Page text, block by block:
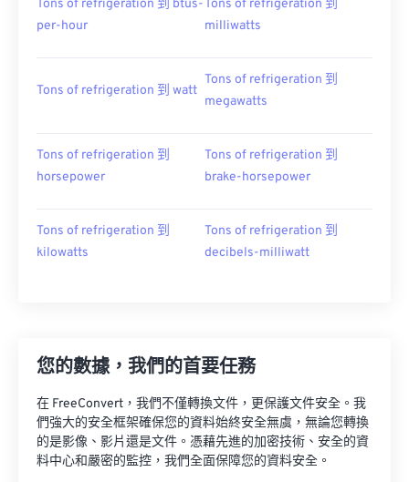
Tons of refrigeration 到 btus-
per-hour
Tons of refrigeration 到
milliwatts
Tons of refrigeration 到 watt
Tons of refrigeration 到
megawatts
Tons of refrigeration 到
horsepower
Tons of refrigeration 到
brake-horsepower
Tons of refrigeration 到
kilowatts
Tons of refrigeration 到
decibels-milliwatt
您的數據，我們的首要任務
在 FreeConvert，我們不僅轉換文件，更保護文件安全。我
們強大的安全框架確保您的資料始終安全無虞，無論您轉換
的是影像、影片還是文件。憑藉先進的加密技術、安全的資
料中心和嚴密的監控，我們全面保障您的資料安全。